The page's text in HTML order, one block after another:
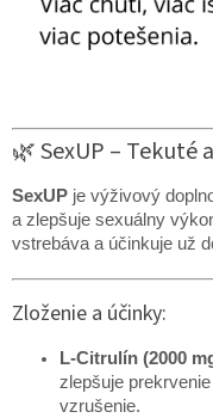
🌿 SexUP – Tekuté
SexUP je výživový
a zlepšuje sexuálny
vstrebáva a účinkuje už
Zloženie a účinky:
L-Citrulín (2000
zlepšuje
vzrušenie.